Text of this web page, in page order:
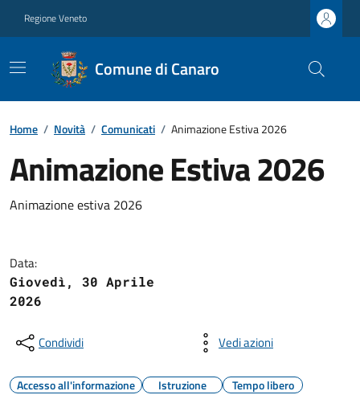
Regione Veneto
Comune di Canaro
Home / Novità / Comunicati / Animazione Estiva 2026
Animazione Estiva 2026
Animazione estiva 2026
Data:
Giovedì, 30 Aprile
2026
Condividi Vedi azioni
Accesso all'informazione Istruzione
Tempo libero